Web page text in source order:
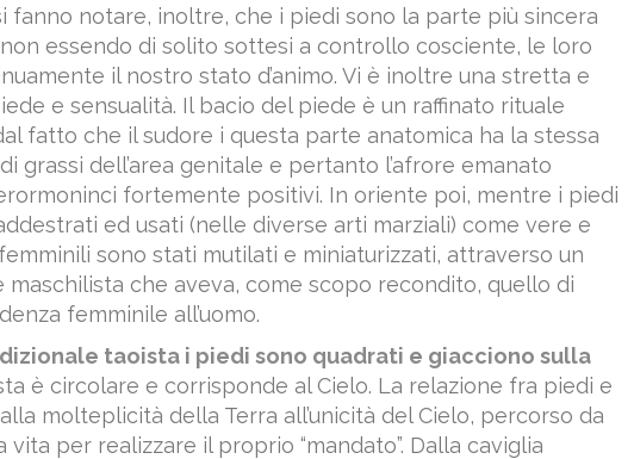
fanno notare, inoltre, che i piedi sono la parte più sincera
essendo di solito sottesi a controllo cosciente, le loro
il nostro stato d’animo. Vi è inoltre una stretta e
e sensualità. Il bacio del piede è un raffinato rituale
fatto che il sudore i questa parte anatomica ha la stessa
grassi dell’area genitale e pertanto l’afrore emanato
fortemente positivi. In oriente poi, mentre i piedi
ed usati (nelle diverse arti marziali) come vere e
sono stati mutilati e miniaturizzati, attraverso un
che aveva, come scopo recondito, quello di
femminile all’uomo.
taoista i piedi sono quadrati e giacciono sulla
è circolare e corrisponde al Cielo. La relazione fra piedi e
molteplicità della Terra all’unicità del Cielo, percorso da
per realizzare il proprio “mandato”. Dalla caviglia